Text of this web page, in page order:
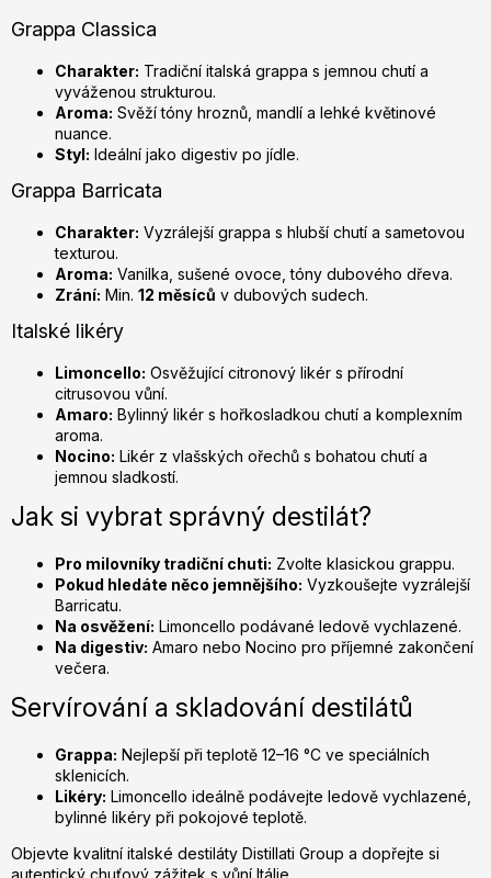
i
s
u
Grappa Classica
Charakter: Tradiční italská grappa s jemnou chutí a
vyváženou strukturou.
Aroma: Svěží tóny hroznů, mandlí a lehké květinové
nuance.
Styl: Ideální jako digestiv po jídle.
Grappa Barricata
Charakter: Vyzrálejší grappa s hlubší chutí a sametovou
texturou.
Aroma: Vanilka, sušené ovoce, tóny dubového dřeva.
Zrání: Min. 12 měsíců v dubových sudech.
Italské likéry
Limoncello: Osvěžující citronový likér s přírodní
citrusovou vůní.
Amaro: Bylinný likér s hořkosladkou chutí a komplexním
aroma.
Nocino: Likér z vlašských ořechů s bohatou chutí a
jemnou sladkostí.
Jak si vybrat správný destilát?
Pro milovníky tradiční chuti: Zvolte klasickou grappu.
Pokud hledáte něco jemnějšího: Vyzkoušejte vyzrálejší
Barricatu.
Na osvěžení: Limoncello podávané ledově vychlazené.
Na digestiv: Amaro nebo Nocino pro příjemné zakončení
večera.
Servírování a skladování destilátů
Grappa: Nejlepší při teplotě 12–16 °C ve speciálních
sklenicích.
Likéry: Limoncello ideálně podávejte ledově vychlazené,
bylinné likéry při pokojové teplotě.
Objevte kvalitní italské destiláty Distillati Group a dopřejte si